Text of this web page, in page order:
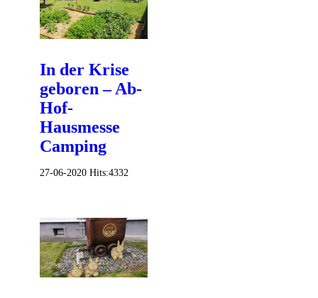
In der Krise
geboren – Ab-
Hof-
Hausmesse
Camping
27-06-2020 Hits:4332